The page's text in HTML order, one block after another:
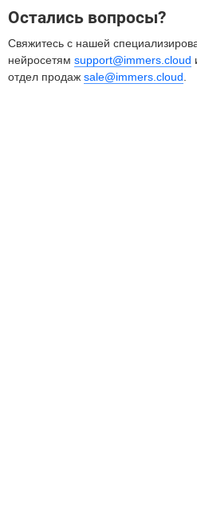
Остались вопросы?
Свяжитесь с нашей
нейросетям support@immers.cloud
отдел продаж sale@immers.cloud